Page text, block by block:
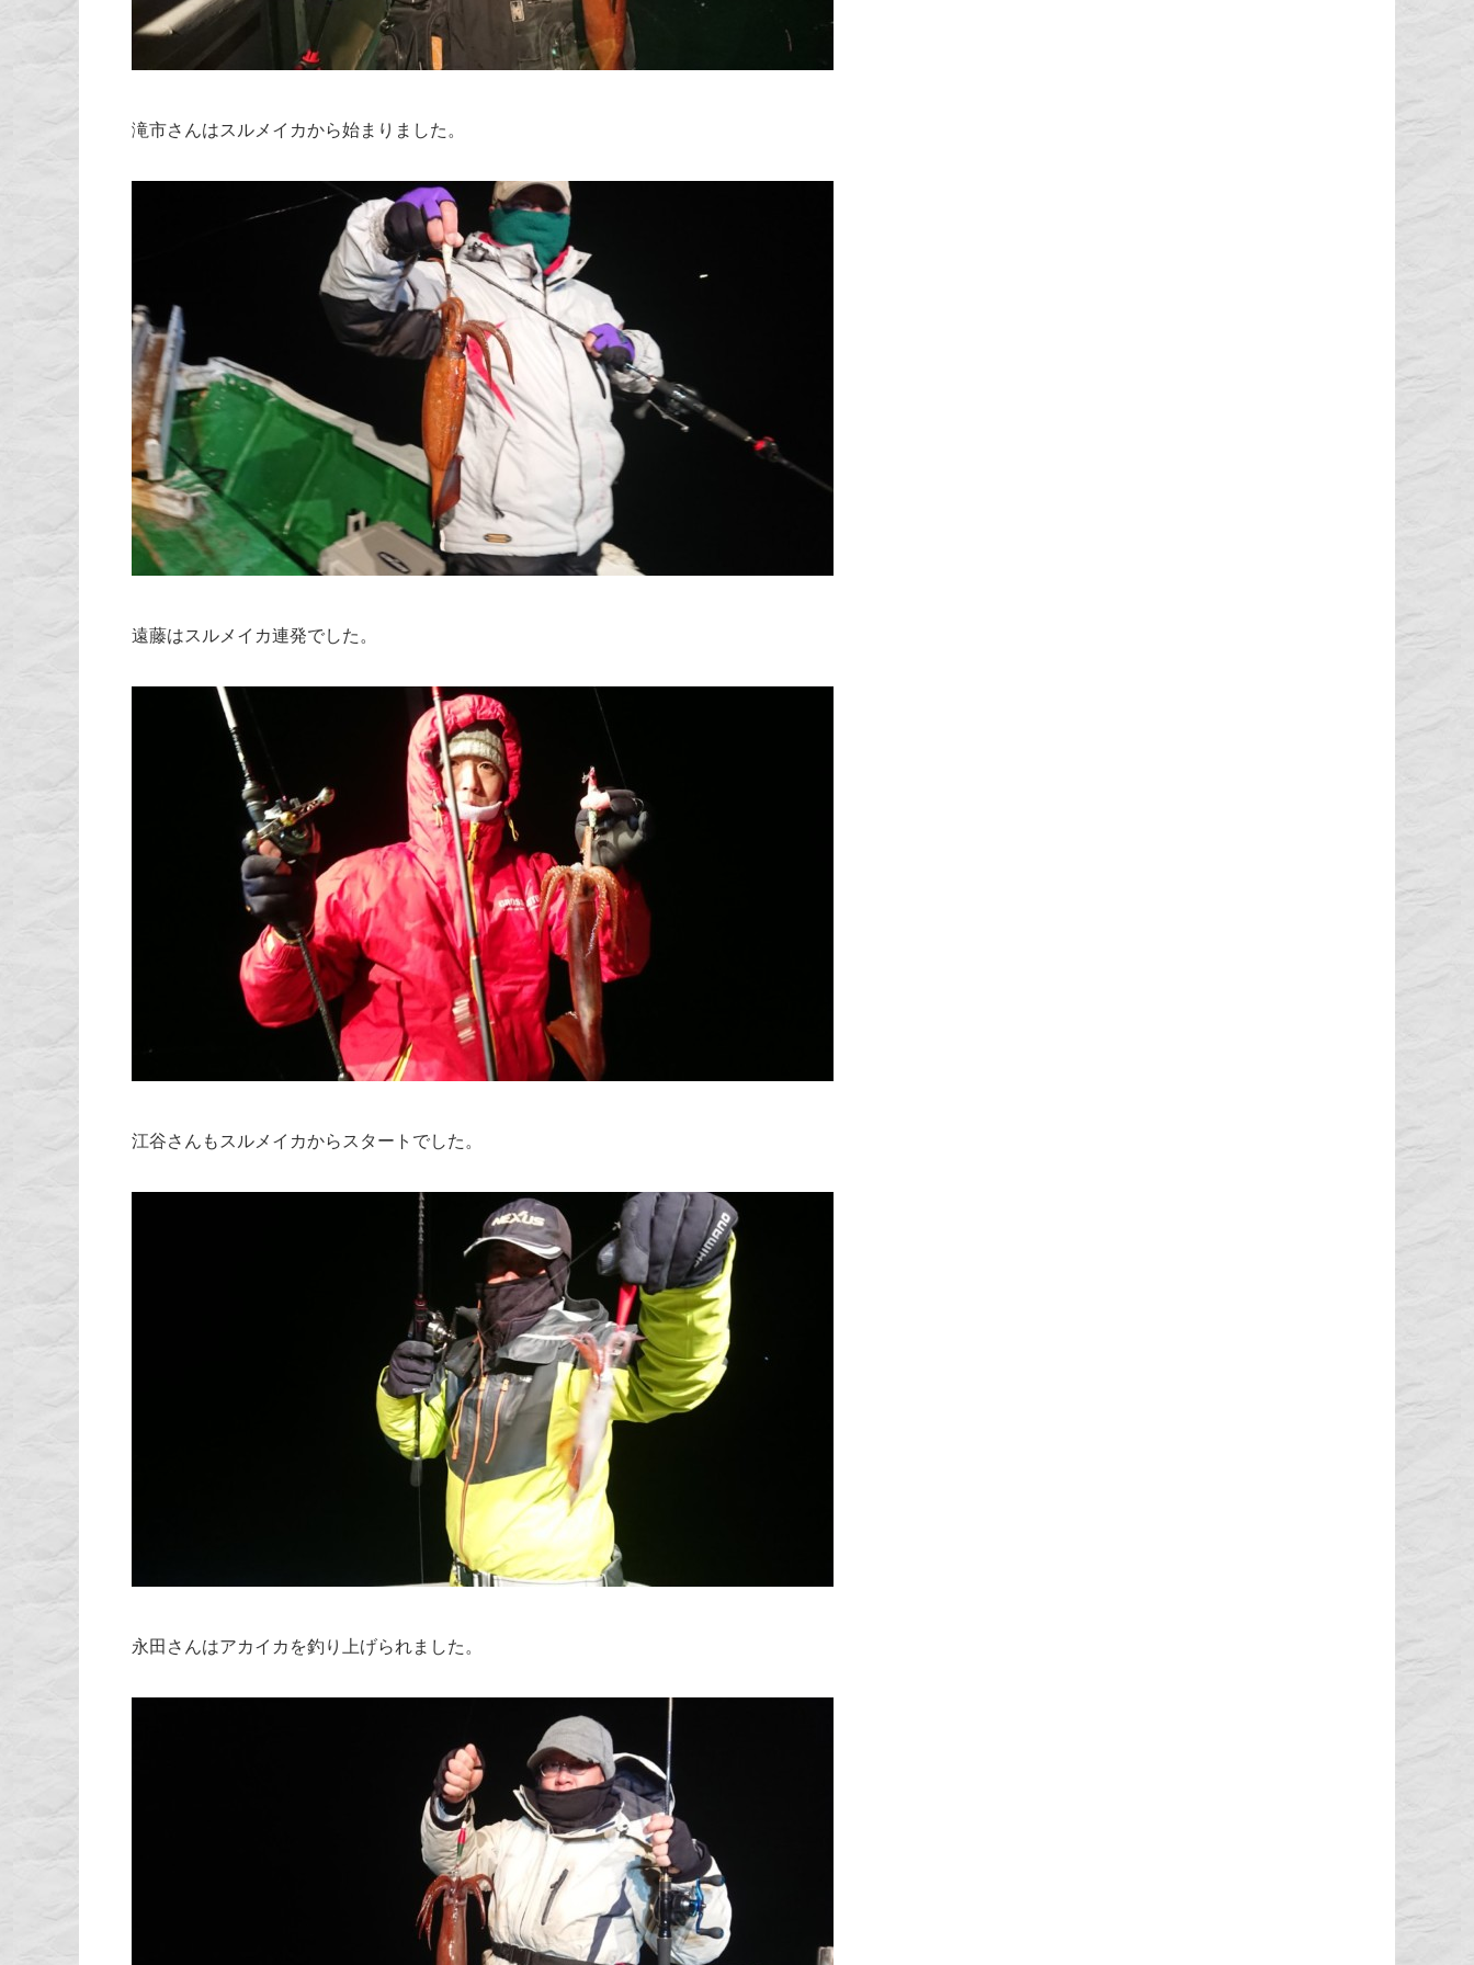
滝市さんはスルメイカから始まりました。
遠藤はスルメイカ連発でした。
江谷さんもスルメイカからスタートでした。
永田さんはアカイカを釣り上げられました。